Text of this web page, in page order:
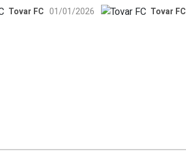
Tovar FC 01/01/2026 Tovar FC